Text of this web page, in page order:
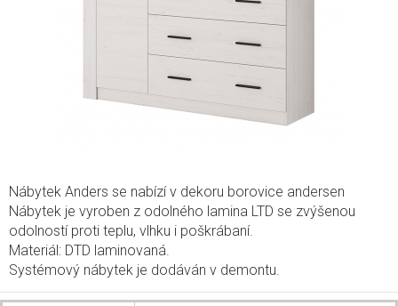
Nábytek Anders se nabízí v dekoru borovice andersen
Nábytek je vyroben z odolného lamina LTD se zvýšenou
odolností proti teplu, vlhku i poškrábaní.
Materiál: DTD laminovaná.
Systémový nábytek je dodáván v demontu.